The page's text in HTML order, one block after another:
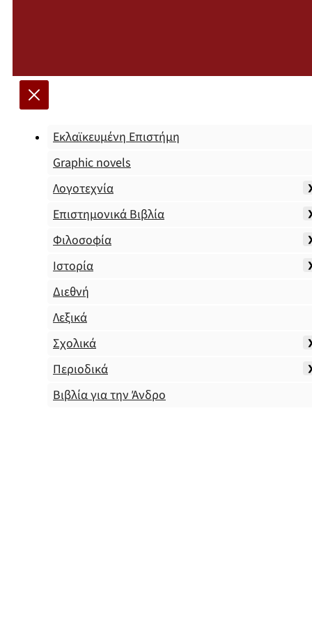
Εκλαϊκευμένη Επιστήμη
Graphic novels
Λογοτεχνία
Επιστημονικά Βιβλία
Φιλοσοφία
Ιστορία
Διεθνή
Λεξικά
Σχολικά
Περιοδικά
Βιβλία για την Άνδρο